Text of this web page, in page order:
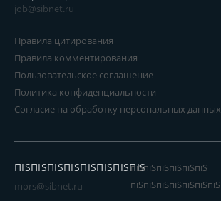
job@sibnet.ru
Правила цитирования
Правила комментирования
Пользовательское соглашение
Политика конфиденциальности
Согласие на обработку персональных данных
ПЇЅПЇЅПЇЅПЇЅПЇЅПЇЅПЇЅПЇЅ
mors@sibnet.ru
пїЅпїЅпїЅпїЅпїЅпїЅ
пїЅпїЅпїЅпїЅпїЅпїЅпїЅ